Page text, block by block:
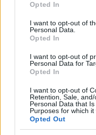
Please note that this
services and may gather
not limited to your visit or
grant or deny consent to
consent section.
Opted In
I want to opt-out of
Personal Data.
Opted In
I want to opt-out of
Personal Data for
Opted In
I want to opt-out of
Retention, Sale,
Personal Data that
Purposes for which it
Opted Out
Programmi TV
Amici
Ballando Con Le Stelle
Grande Fratello
Isola Dei Famosi